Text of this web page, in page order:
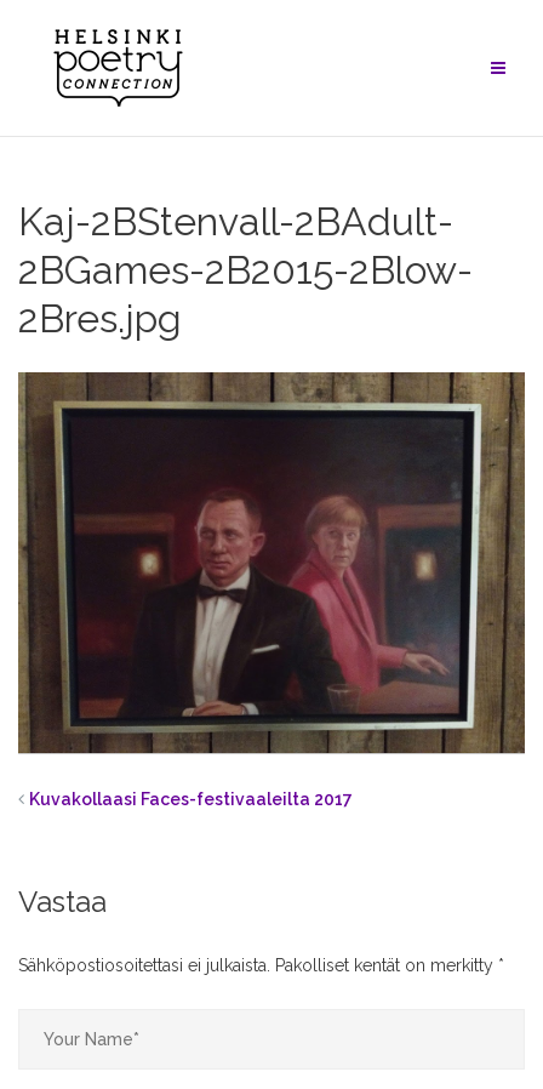
content
Kaj-2BStenvall-2BAdult-
2BGames-2B2015-2Blow-
2Bres.jpg
Kuvakollaasi Faces-festivaaleilta 2017
Vastaa
Sähköpostiosoitettasi ei julkaista. Pakolliset kentät on merkitty *